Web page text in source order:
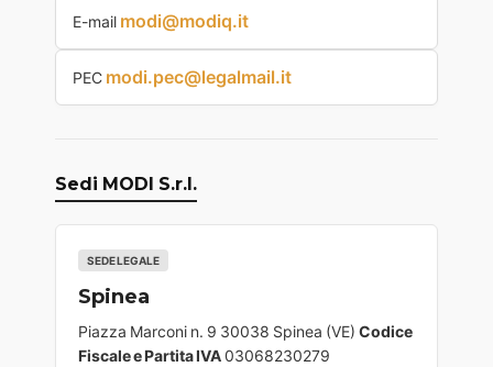
E-mail modi@modiq.it
PEC modi.pec@legalmail.it
Sedi MODI S.r.l.
SEDE LEGALE
Spinea
Piazza Marconi n. 9 30038 Spinea (VE) Codice
Fiscale e Partita IVA03068230279